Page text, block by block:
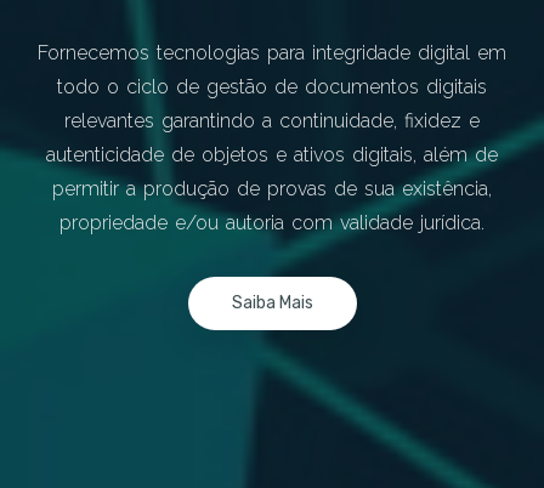
Fornecemos tecnologias para integridade digital em
todo o ciclo de gestão de documentos digitais
relevantes garantindo a continuidade, fixidez e
autenticidade de objetos e ativos digitais, além de
permitir a produção de provas de sua existência,
propriedade e/ou autoria com validade jurídica.
Saiba Mais